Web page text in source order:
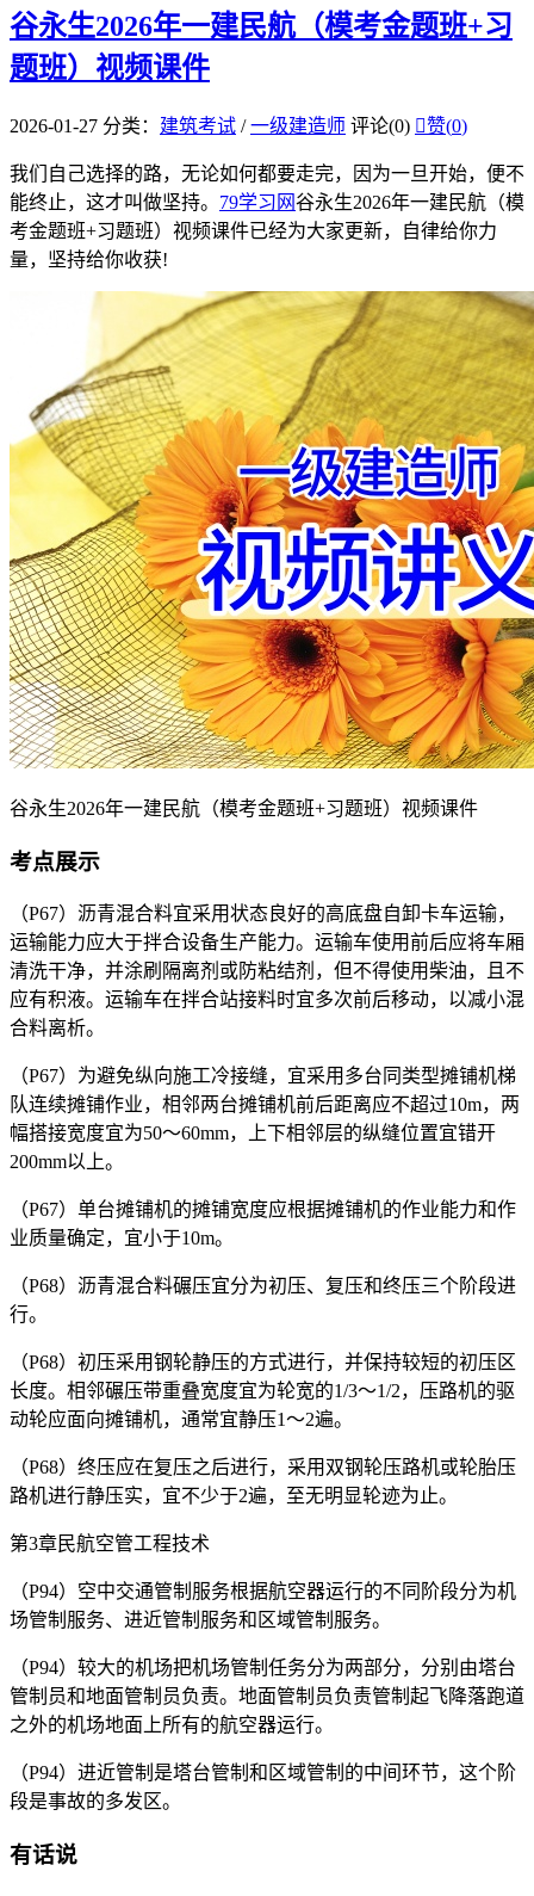
谷永生2026年一建民航（模考金题班+习
题班）视频课件
2026-01-27 分类： 建筑考试 /一级建造师 评论(0) 赞(0)
我们自己选择的路，无论如何都要走完，因为一旦开始，便不
能终止，这才叫做坚持。 79学习网谷永生2026年一建民航（模
考金题班+习题班）视频课件已经为大家更新，自律给你力
量，坚持给你收获!
谷永生2026年一建民航（模考金题班+习题班）视频课件
考点展示
（P67）沥青混合料宜采用状态良好的高底盘自卸卡车运输，
运输能力应大于拌合设备生产能力。运输车使用前后应将车厢
清洗干净，并涂刷隔离剂或防粘结剂，但不得使用柴油，且不
应有积液。运输车在拌合站接料时宜多次前后移动，以减小混
合料离析。
（P67）为避免纵向施工冷接缝，宜采用多台同类型摊铺机梯
队连续摊铺作业，相邻两台摊铺机前后距离应不超过10m，两
幅搭接宽度宜为50～60mm，上下相邻层的纵缝位置宜错开
200mm以上。
（P67）单台摊铺机的摊铺宽度应根据摊铺机的作业能力和作
业质量确定，宜小于10m。
（P68）沥青混合料碾压宜分为初压、复压和终压三个阶段进
行。
（P68）初压采用钢轮静压的方式进行，并保持较短的初压区
长度。相邻碾压带重叠宽度宜为轮宽的1/3～1/2，压路机的驱
动轮应面向摊铺机，通常宜静压1～2遍。
（P68）终压应在复压之后进行，采用双钢轮压路机或轮胎压
路机进行静压实，宜不少于2遍，至无明显轮迹为止。
第3章民航空管工程技术
（P94）空中交通管制服务根据航空器运行的不同阶段分为机
场管制服务、进近管制服务和区域管制服务。
（P94）较大的机场把机场管制任务分为两部分，分别由塔台
管制员和地面管制员负责。地面管制员负责管制起飞降落跑道
之外的机场地面上所有的航空器运行。
（P94）进近管制是塔台管制和区域管制的中间环节，这个阶
段是事故的多发区。
有话说